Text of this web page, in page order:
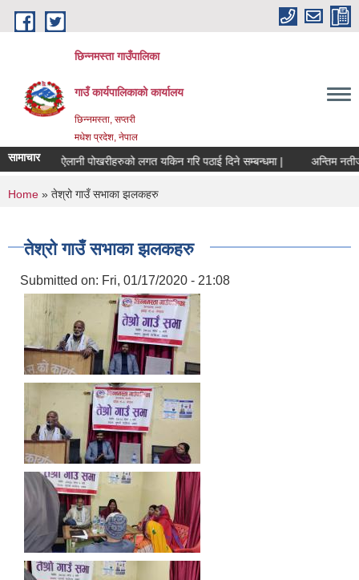
Skip to main content
छिन्नमस्ता गाउँपालिका
गाउँ कार्यपालिकाको कार्यालय
छिन्नमस्ता, सप्तरी
मधेश प्रदेश, नेपाल
सामाचार
सार्वजनिक ऐलानी पोखरीहरुको लगत यकिन गरि पठाई दिने सम्बन्धमा | अन्तिम
You are here
Home » तेश्रो गाउँ सभाका झलकहरु
तेश्रो गाउँ सभाका झलकहरु
Submitted on: Fri, 01/17/2020 - 21:08